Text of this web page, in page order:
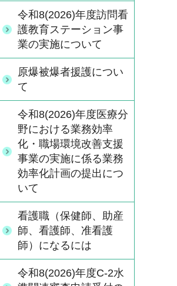
令和8(2026)年度訪問看
護教育ステーション事
業の実施について
原爆被爆者援護につい
て
令和8(2026)年度医療分
野における業務効率
化・職場環境改善支援
事業の実施に係る業務
効率化計画の提出につ
いて
看護職（保健師、助産
師、看護師、准看護
師）になるには
令和8(2026)年度C-2水